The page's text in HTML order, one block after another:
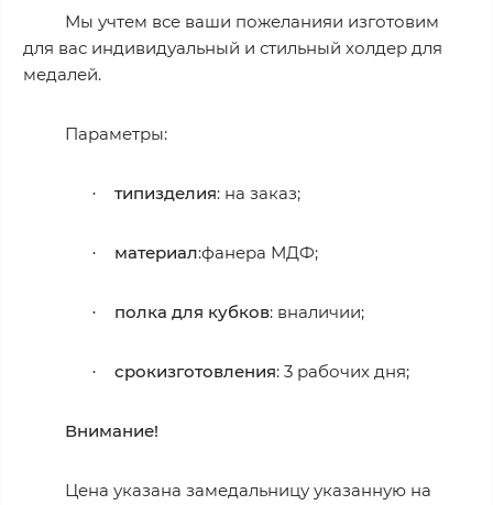
Мы учтем все ваши пожеланияи изготовим
для вас индивидуальный и стильный холдер для
медалей.
Параметры:
· типизделия: на заказ;
· материал:фанера МДФ;
· полка для кубков: вналичии;
· срокизготовления: 3 рабочих дня;
Внимание!
Цена указана замедальницу указанную на